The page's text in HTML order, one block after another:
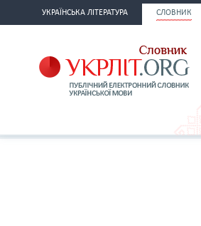
УКРАЇНСЬКА ЛІТЕРАТУРА СЛОВНИК